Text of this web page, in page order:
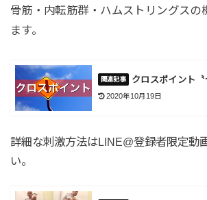
骨筋・内転筋群・ハムストリングスの
ます。
クロスポイント〝
2020年10月19日
詳細な刺激方法はLINE@登録者限定動
い。